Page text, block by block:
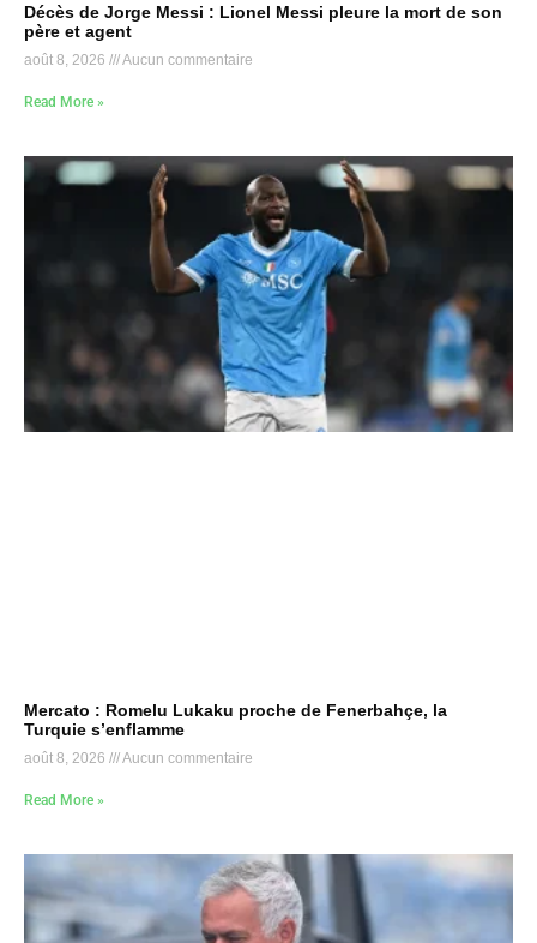
Décès de Jorge Messi : Lionel Messi pleure la mort de son
père et agent
août 8, 2026 Aucun commentaire
Read More »
Mercato : Romelu Lukaku proche de Fenerbahçe, la
Turquie s’enflamme
août 8, 2026 Aucun commentaire
Read More »